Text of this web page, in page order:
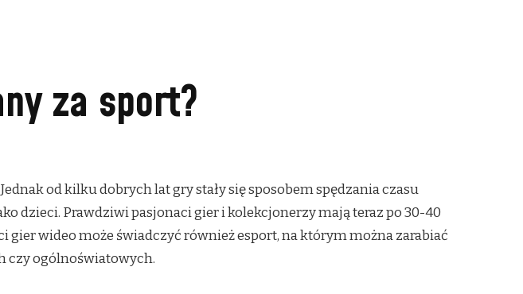
za sport?
od kilku dobrych lat gry stały się sposobem spędzania czasu
dzieci. Prawdziwi pasjonaci gier i kolekcjonerzy mają teraz po 30-40
wideo może świadczyć również esport, na którym można zarabiać
czy ogólnoświatowych.